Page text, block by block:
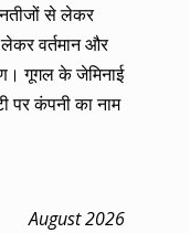
से लेकर
वर्तमान और
गूगल के जेमिनाई
पर कंपनी का नाम
August 2026